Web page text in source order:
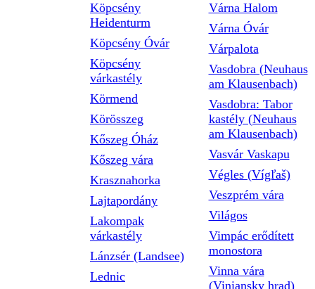
Köpcsény
Heidenturm
Köpcsény Óvár
Köpcsény
várkastély
Körmend
Körösszeg
Kőszeg Óház
Kőszeg vára
Krasznahorka
Lajtapordány
Lakompak
várkastély
Lánzsér (Landsee)
Lednic
Várna Halom
Várna Óvár
Várpalota
Vasdobra (Neuhaus
am Klausenbach)
Vasdobra: Tabor
kastély (Neuhaus
am Klausenbach)
Vasvár Vaskapu
Végles (Vígľaš)
Veszprém vára
Világos
Vimpác erődített
monostora
Vinna vára
(Viniansky hrad)